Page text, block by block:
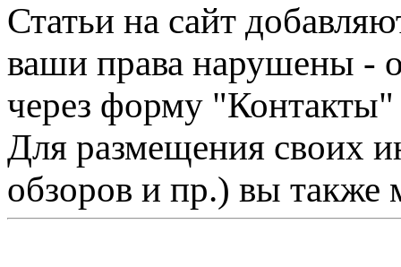
Статьи на сайт
ваши права нарушены -
через форму "Контакты"
Для размещения своих
обзоров и пр.) вы также